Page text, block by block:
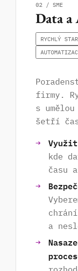
02 / SME
Data a
RYCHLÝ
firmy.
s
šetří
kde
času
a